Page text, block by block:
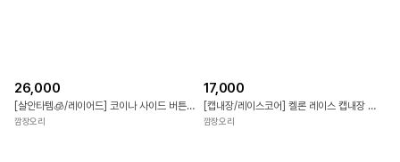
26,000
[살안타템🧊/레이어드] 코이나 사이드 버튼 랩 시스루 티셔츠
깜장오리
17,000
[캡내장/레이스코어] 켈론 레이스 캡내장 골지 나시
깜장오리